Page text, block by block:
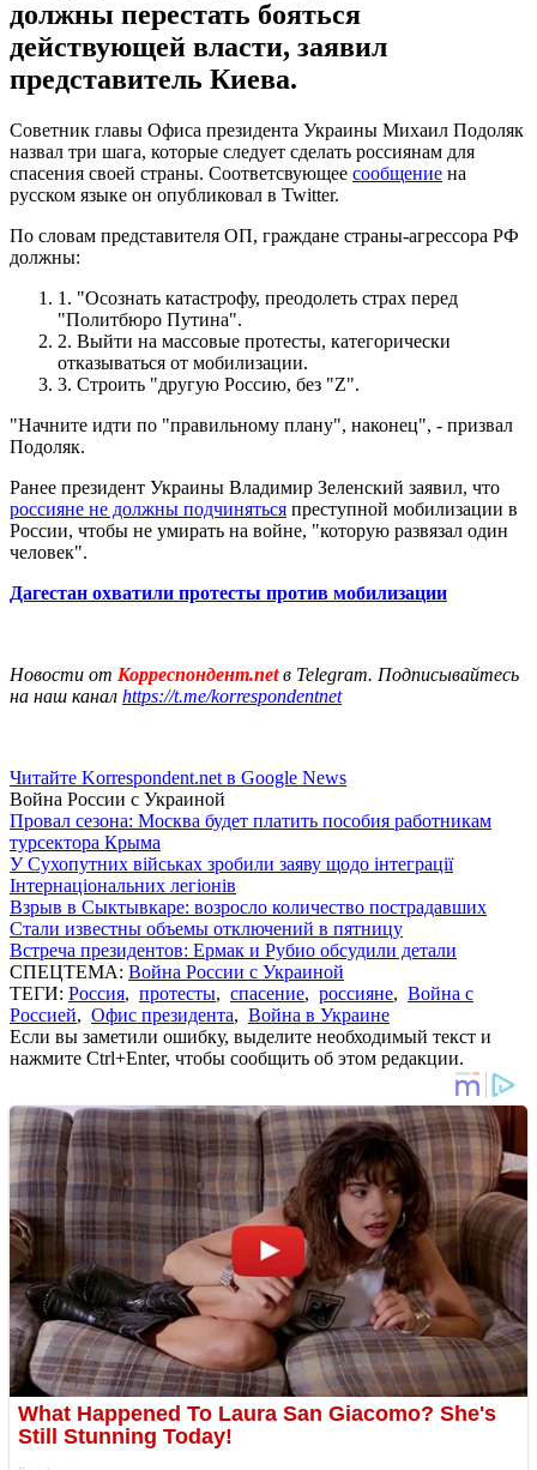
должны перестать бояться
действующей власти, заявил
представитель Киева.
Советник главы Офиса президента Украины Михаил Подоляк
назвал три шага, которые следует сделать россиянам для
спасения своей страны. Соответсвующее сообщение на
русском языке он опубликовал в Twitter.
По словам представителя ОП, граждане страны-агрессора РФ
должны:
1. "Осознать катастрофу, преодолеть страх перед
"Политбюро Путина".
2. Выйти на массовые протесты, категорически
отказываться от мобилизации.
3. Строить "другую Россию, без "Z".
"Начните идти по "правильному плану", наконец", - призвал
Подоляк.
Ранее президент Украины Владимир Зеленский заявил, что
россияне не должны подчиняться преступной мобилизации в
России, чтобы не умирать на войне, "которую развязал один
человек".
Дагестан охватили протесты против мобилизации
Новости от Корреспондент.netв Telegram. Подписывайтесь
на наш канал https://t.me/korrespondentnet
Читайте Korrespondent.net в Google News
Война России с Украиной
Провал сезона: Москва будет платить пособия работникам
турсектора Крыма
У Сухопутних військах зробили заяву щодо інтеграції
Інтернаціональних легіонів
Взрыв в Сыктывкаре: возросло количество пострадавших
Стали известны объемы отключений в пятницу
Встреча президентов: Ермак и Рубио обсудили детали
СПЕЦТЕМА: Война России с Украиной
ТЕГИ: Россия, протесты, спасение, россияне, Война с
Россией, Офис президента, Война в Украине
Если вы заметили ошибку, выделите необходимый текст и
нажмите Ctrl+Enter, чтобы сообщить об этом редакции.